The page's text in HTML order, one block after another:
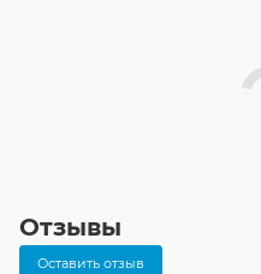
Отзывы
Оставить отзыв